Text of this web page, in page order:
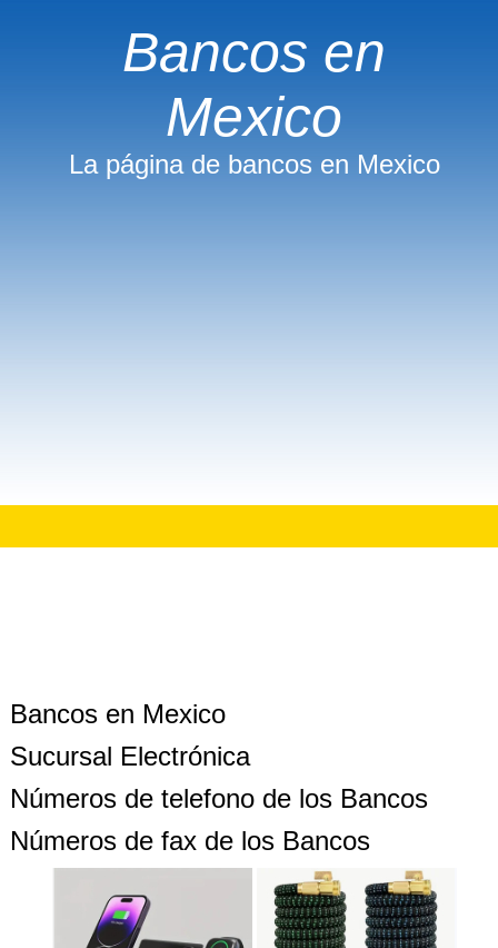
Bancos en
Mexico
La página de bancos en Mexico
Bancos en Mexico
Sucursal Electrónica
Números de telefono de los Bancos
Números de fax de los Bancos